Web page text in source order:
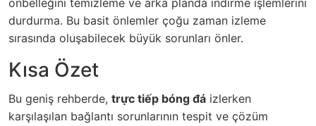
önbelleğini temizleme ve arka planda indirme işlemlerini
durdurma. Bu basit önlemler çoğu zaman izleme
sırasında oluşabilecek büyük sorunları önler.
Kısa Özet
Bu geniş rehberde, trực tiếp bóng đá izlerken
karşılaşılan bağlantı sorunlarının tespit ve çözüm